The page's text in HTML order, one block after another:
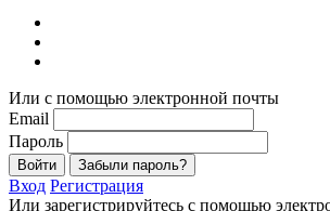
Или с помощью электронной почты
Email
Пароль
Войти Забыли пароль?
Вход Регистрация
Или зарегистрируйтесь с помощью